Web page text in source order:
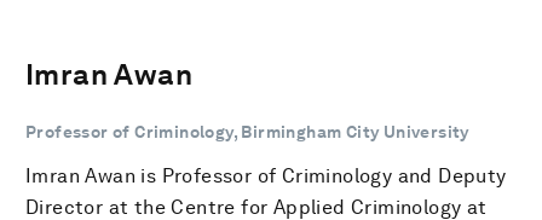
Imran Awan
Professor of Criminology, Birmingham City University
Imran Awan is Professor of Criminology and Deputy
Director at the Centre for Applied Criminology at